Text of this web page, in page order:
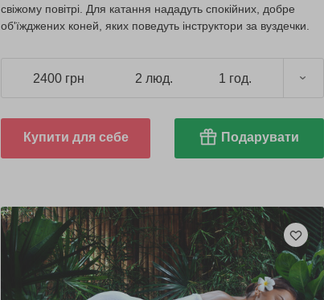
свіжому повітрі. Для катання нададуть спокійних, добре
об'їжджених коней, яких поведуть інструктори за вуздечки.
2400 грн 2 люд. 1 год.
Купити для себе Подарувати